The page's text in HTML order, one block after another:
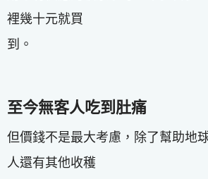
裡幾十元就買
到。
至今無客人吃到肚痛
但價錢不是最大考慮，除了幫助地
人還有其他收穫